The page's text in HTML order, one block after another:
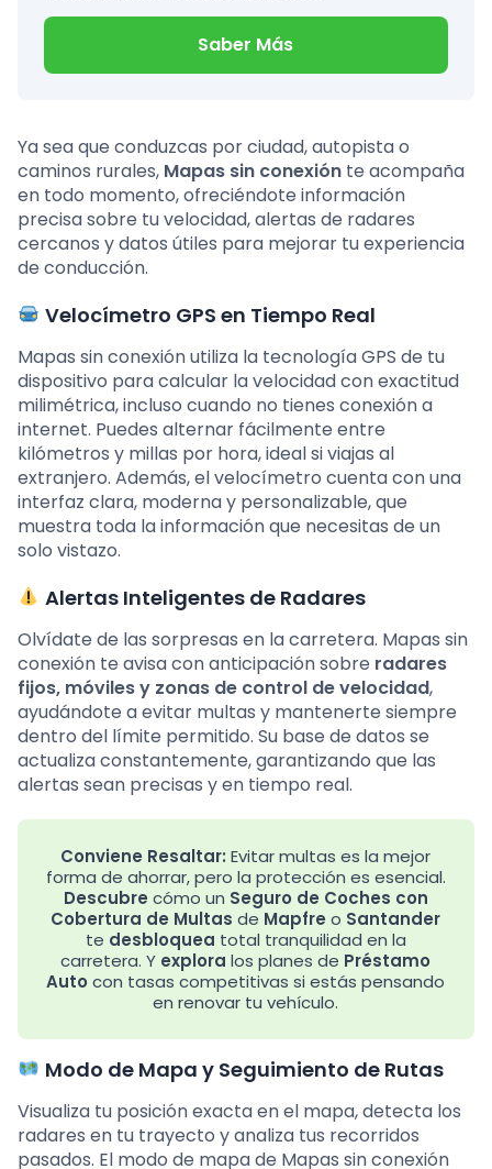
Saber Más
Ya sea que conduzcas por ciudad, autopista o
caminos rurales, Mapas sin conexión te acompaña
en todo momento, ofreciéndote información
precisa sobre tu velocidad, alertas de radares
cercanos y datos útiles para mejorar tu experiencia
de conducción.
Velocímetro GPS en Tiempo Real
Mapas sin conexión utiliza la tecnología GPS de tu
dispositivo para calcular la velocidad con exactitud
milimétrica, incluso cuando no tienes conexión a
internet. Puedes alternar fácilmente entre
kilómetros y millas por hora, ideal si viajas al
extranjero. Además, el velocímetro cuenta con una
interfaz clara, moderna y personalizable, que
muestra toda la información que necesitas de un
solo vistazo.
Alertas Inteligentes de Radares
Olvídate de las sorpresas en la carretera. Mapas sin
conexión te avisa con anticipación sobre radares
fijos, móviles y zonas de control de velocidad,
ayudándote a evitar multas y mantenerte siempre
dentro del límite permitido. Su base de datos se
actualiza constantemente, garantizando que las
alertas sean precisas y en tiempo real.
Conviene Resaltar: Evitar multas es la mejor
forma de ahorrar, pero la protección es esencial.
Descubre cómo un Seguro de Coches con
Cobertura de Multas de Mapfre o Santander
te desbloquea total tranquilidad en la
carretera. Y explora los planes de Préstamo
Auto con tasas competitivas si estás pensando
en renovar tu vehículo.
Modo de Mapa y Seguimiento de Rutas
Visualiza tu posición exacta en el mapa, detecta los
radares en tu trayecto y analiza tus recorridos
pasados. El modo de mapa de Mapas sin conexión